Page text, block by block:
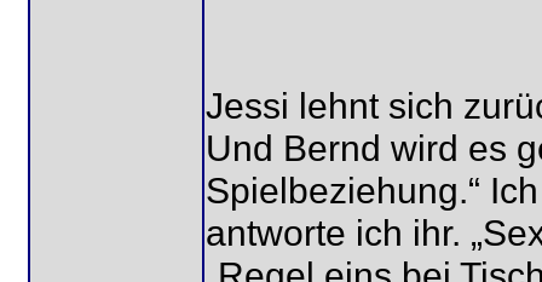
Jessi lehnt sich
Und Bernd wird es
Spielbeziehung.“
antworte ich ihr.